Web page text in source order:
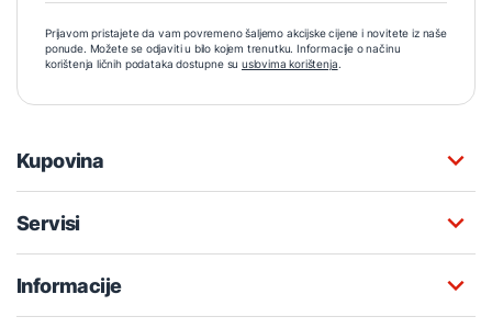
Prijavom pristajete da vam povremeno šaljemo akcijske cijene i novitete iz naše
ponude. Možete se odjaviti u bilo kojem trenutku. Informacije o načinu
korištenja ličnih podataka dostupne su uslovima korištenja.
Kupovina
Servisi
Informacije